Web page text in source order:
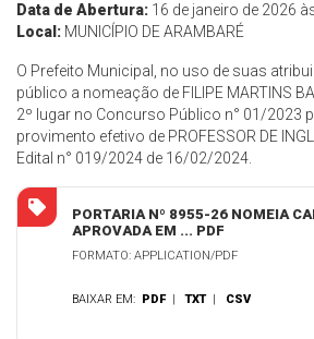
Data de Abertura: 16 de janeiro de 2026
Local: MUNICÍPIO DE ARAMBARÉ
O Prefeito Municipal, no uso de suas
público a nomeação de FILIPE MARTINS
2º lugar no Concurso Público n° 01/2023
provimento efetivo de PROFESSOR DE
Edital n° 019/2024 de 16/02/2024.
PORTARIA Nº 8955-26 NOMEIA
APROVADA EM ... PDF
FORMATO: APPLICATION/PDF
BAIXAR EM: PDF |TXT | CSV